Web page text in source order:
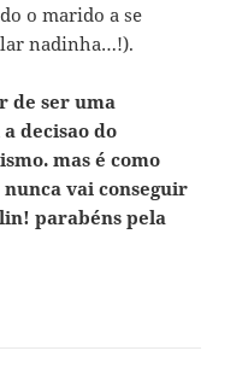
o marido a se
nadinha…!).
de ser uma
decisao do
mas é como
nunca vai conseguir
parabéns pela